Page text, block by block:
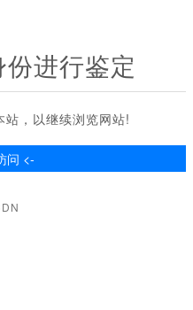
进行鉴定
，以继续浏览网站!